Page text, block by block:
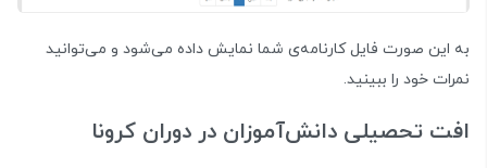
به این صورت فایل کارنامه‌ی شما نمایش داده می‌شود و می‌توانید
نمرات خود را ببینید.
افت تحصیلی دانش‌آموزان در دوران کرونا